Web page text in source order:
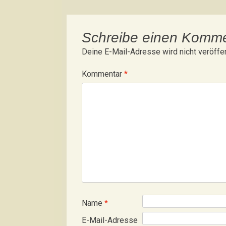
Schreibe einen
Deine E-Mail-Adresse wird nicht
Kommentar *
Name *
E-Mail-Adresse